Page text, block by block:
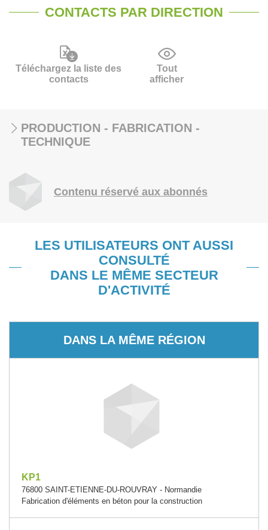
CONTACTS PAR DIRECTION
Téléchargez la liste des
contacts
Tout
afficher
PRODUCTION - FABRICATION -
TECHNIQUE
Contenu réservé aux abonnés
LES UTILISATEURS ONT AUSSI
CONSULTÉ
DANS LE MÊME SECTEUR
D'ACTIVITÉ
DANS LA MÊME RÉGION
KP1
76800 SAINT-ETIENNE-DU-ROUVRAY - Normandie
Fabrication d'éléments en béton pour la construction